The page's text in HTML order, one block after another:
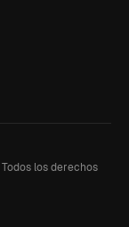
Todos los derechos